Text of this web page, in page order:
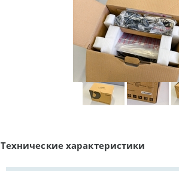
Технические характеристики